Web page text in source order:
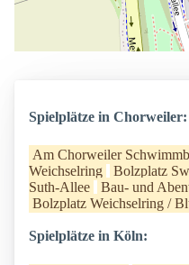
Spielplätze in Chorweiler:
Am Chorweiler
Weichselring
Bolzplatz
Suth-Allee
Bau- und
Bolzplatz Weichselring /
Spielplätze in Köln: